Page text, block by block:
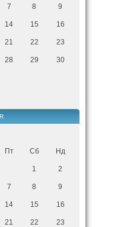
7 8 9
14 15 16
21 22 23
28 29 30
Пт Сб Нд
1 2
7 8 9
14 15 16
21 22 23